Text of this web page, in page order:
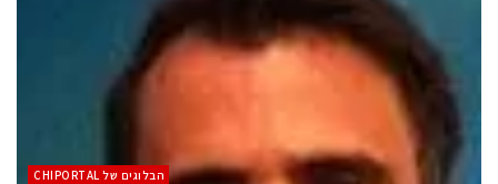
הבלוגים של CHIPORTAL